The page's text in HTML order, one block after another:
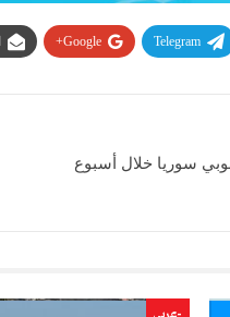
Telegram
Google+
جنوبي سوريا خلال أسبوع